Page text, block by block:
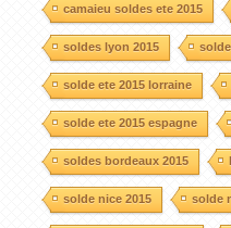
camaieu soldes ete 2015
soldes lyon 2015
solde ete 2015 lorraine
solde ete 2015 espagne
soldes bordeaux 2015
solde nice 2015 solde